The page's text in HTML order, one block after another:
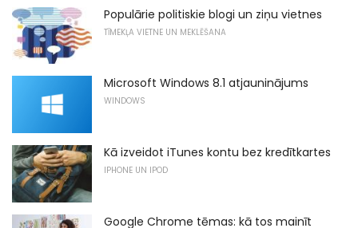
Populārie politiskie blogi un ziņu vietnes
TĪMEKĻA VIETNE UN MEKLĒŠANA
Microsoft Windows 8.1 atjauninājums
WINDOWS
Kā izveidot iTunes kontu bez kredītkartes
IPHONE UN IPOD
Google Chrome tēmas: kā tos mainīt